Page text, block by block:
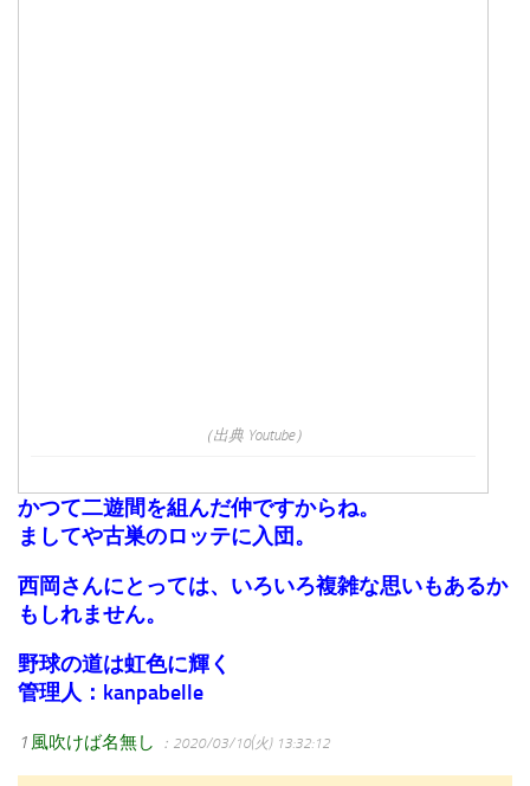
（出典 Youtube）
かつて二遊間を組んだ仲ですからね。
ましてや古巣のロッテに入団。
西岡さんにとっては、いろいろ複雑な思いもあるか
もしれません。
野球の道は虹色に輝く
管理人：kanpabelle
1 風吹けば名無し ：2020/03/10(火) 13:32:12